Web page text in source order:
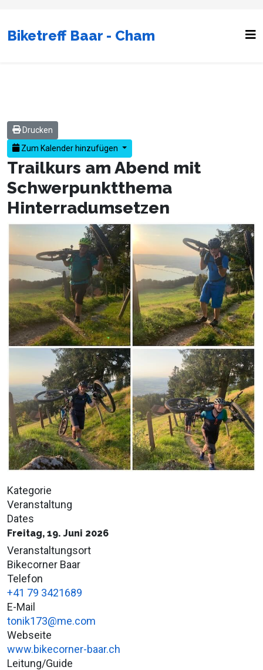
Biketreff Baar - Cham
Drucken
Zum Kalender hinzufügen
Trailkurs am Abend mit
Schwerpunktthema
Hinterradumsetzen
Kategorie
Veranstaltung
Dates
Freitag, 19. Juni 2026
Veranstaltungsort
Bikecorner Baar
Telefon
+41 79 3421689
E-Mail
tonik173@me.com
Webseite
www.bikecorner-baar.ch
Leitung/Guide